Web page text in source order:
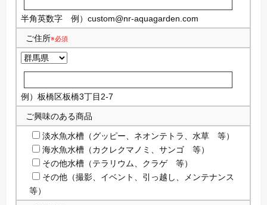
半角英数字 例）custom@nr-aquagarden.com
ご住所※必須
例）板橋区板橋3丁目2-7
ご興味のある商品
淡水魚水槽（グッピー、ネオンテトラ、水草 等）
海水魚水槽（カクレクマノミ、サンゴ 等）
その他水槽（テラリウム、クラゲ 等）
その他（撮影、イベント、引っ越し、メンテナンス
等）